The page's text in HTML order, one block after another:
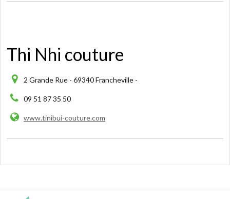
Thi Nhi couture
2 Grande Rue - 69340 Francheville -
09 51 87 35 50
www.tinibui-couture.com